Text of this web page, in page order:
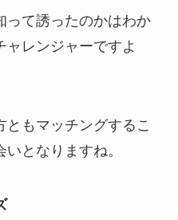
って誘ったのかはわか
ャレンジャーですよ
ともマッチングするこ
となりますね。